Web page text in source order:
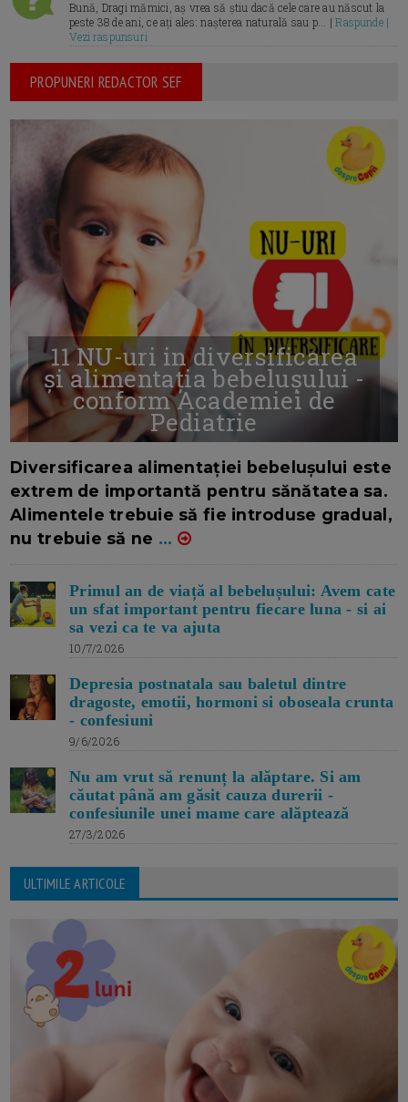
Bună, Dragi mămici, aș vrea să știu dacă cele care au născut la
peste 38 de ani, ce ați ales: nașterea naturală sau p... |Raspunde |
Vezi raspunsuri
PROPUNERI REDACTOR SEF
11 NU-uri in diversificarea
și alimentația bebelușului -
conform Academiei de
Pediatrie
Diversificarea alimentației bebelușului este
extrem de importantă pentru sănătatea sa.
Alimentele trebuie să fie introduse gradual,
nu trebuie să ne ...
Primul an de viață al bebelușului: Avem cate
un sfat important pentru fiecare luna - si ai
sa vezi ca te va ajuta
10/7/2026
Depresia postnatala sau baletul dintre
dragoste, emotii, hormoni si oboseala crunta
- confesiuni
9/6/2026
Nu am vrut să renunț la alăptare. Si am
căutat până am găsit cauza durerii -
confesiunile unei mame care alăptează
27/3/2026
ULTIMILE ARTICOLE